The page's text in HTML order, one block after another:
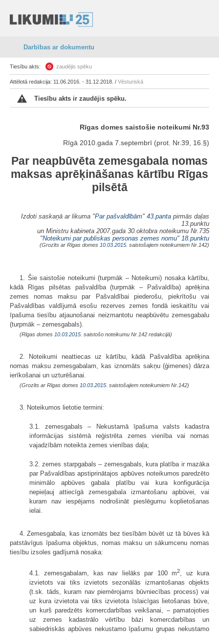
Darbības ar dokumentu
Tiesību akts: zaudējis spēku
Attēlotā redakcija: 11.06.2016. - 31.12.2018. / Vēsturiskā
Tiesību akts ir zaudējis spēku.
Rīgas domes saistošie noteikumi Nr.93
Rīgā 2010.gada 7.septembrī (prot. Nr.39, 16.§)
Par neapbūvēta zemesgabala nomas
maksas aprēķināšanas kārtību Rīgas
pilsētā
Izdoti saskaņā ar likuma "Par pašvaldībām" 43.panta pirmās daļas
13.punktu
un Ministru kabineta 2007.gada 30.oktobra noteikumu Nr.735
"Noteikumi par publiskas personas zemes nomu" 18.punktu
(Grozīts ar Rīgas domes 10.03.2015. saistošajiem noteikumiem Nr.142)
1. Šie saistošie noteikumi (turpmāk – Noteikumi) nosaka kārtību,
kādā Rīgas pilsētas pašvaldība (turpmāk – Pašvaldība) aprēķina
zemes nomas maksu par Pašvaldībai piederošu, piekrītošu vai
Pašvaldības valdījumā esošu rezerves zemes fondā ieskaitītu vai
īpašuma tiesību atjaunošanai neizmantotu neapbūvētu zemesgabalu
(turpmāk – zemesgabals).
(Rīgas domes 10.03.2015. saistošo noteikumu Nr.142 redakcijā)
2. Noteikumi neattiecas uz kārtību, kādā Pašvaldība aprēķina
nomas maksu zemesgabalam, kas iznomāts sakņu (ģimenes) dārza
ierīkošanai un uzturēšanai.
(Grozīts ar Rīgas domes 10.03.2015. saistošajiem noteikumiem Nr.142)
3. Noteikumos lietotie termini:
3.1. zemesgabals – Nekustamā īpašuma valsts kadastra
informācijas sistēmā reģistrēta zemes vienība vai nomas
vajadzībām noteikta zemes vienības daļa;
3.2. zemes starpgabals – zemesgabals, kura platība ir mazāka
par Pašvaldības apstiprinātajos apbūves noteikumos paredzēto
minimālo apbūves gabala platību vai kura konfigurācija
nepieļauj attiecīgā zemesgabala izmantošanu apbūvei, vai
kuram nav iespējams nodrošināt pieslēgumu koplietošanas
ielai.
4. Zemesgabala, kas iznomāts bez tiesībām būvēt uz tā būves kā
patstāvīgus īpašuma objektus, nomas maksu un sākumcenu nomas
tiesību izsoles gadījumā nosaka:
4.1. zemesgabalam, kas nav lielāks par 100 m2
, uz kura
izvietots vai tiks izvietots sezonālās izmantošanas objekts
(t.sk. tāds, kuram nav piemērojams būvniecības process) vai
uz kura izvietota vai tiks izvietota īslaicīgas lietošanas būve,
un kurš paredzēts komercdarbības veikšanai, – pamatojoties
uz zemes kadastrālo vērtību bāzi komercdarbības un
sabiedriskās apbūves nekustamo īpašumu grupas nekustamo